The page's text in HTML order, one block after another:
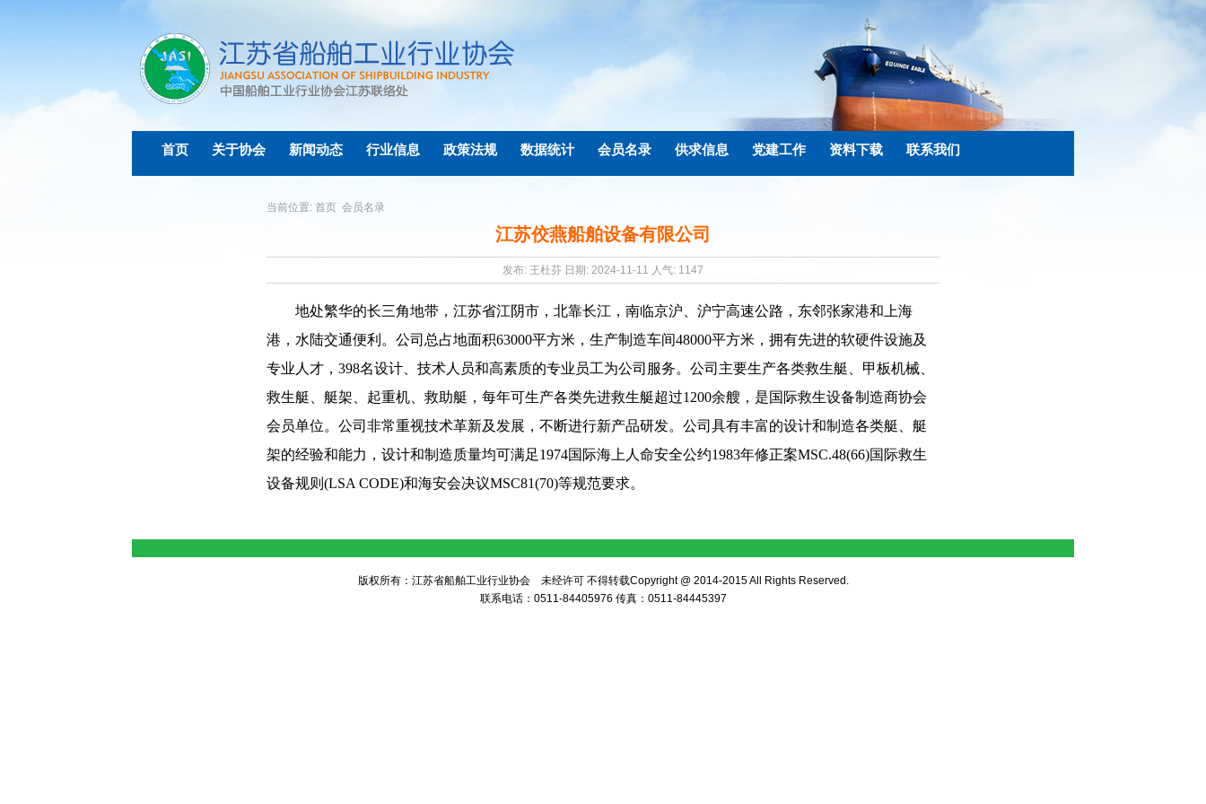
首页 关于协会 新闻动态 行业信息 政策法规 数据统计 会员名录 供求信息 党建工作 资料下载 联系我们
当前位置: 首页 会员名录
江苏佼燕船舶设备有限公司
发布: 王杜芬 日期: 2024-11-11 人气: 1147
地处繁华的长三角地带，江苏省江阴市，北靠长江，南临京沪、沪宁高速公路，东邻张家港和上海
港，水陆交通便利。公司总占地面积63000平方米，生产制造车间48000平方米，拥有先进的软硬件设施及
专业人才， 398名设计、技术人员和高素质的专业员工为公司服务。公司主要生产各类救生艇、甲板机械、
救生艇、艇架、起重机、救助艇，每年可生产各类先进救生艇超过1200余艘，是国际救生设备制造商协会
会员单位。公司非常重视技术革新及发展，不断进行新产品研发。公司具有丰富的设计和制造各类艇、艇
架的经验和能力，设计和制造质量均可满足1974国际海上人命安全公约1983年修正案MSC.48(66)国际救生
设备规则 (LSA CODE)和海安会决议MSC81(70)等规范要求。
版权所有：江苏省船舶工业行业协会 未经许可 不得转载Copyright @ 2014-2015 All Rights Reserved.
联系电话：0511-84405976 传真：0511-84445397